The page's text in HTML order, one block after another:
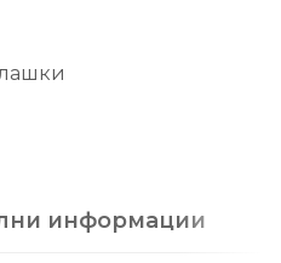
информации